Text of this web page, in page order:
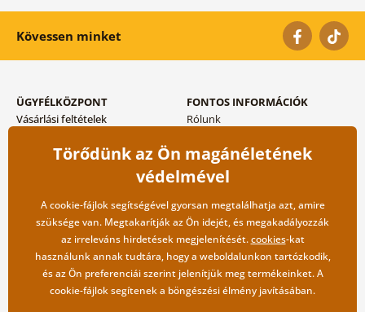
Kövessen minket
ÜGYFÉLKÖZPONT
Vásárlási feltételek
Szállítási és fizetési módok
FONTOS INFORMÁCIÓK
Rólunk
Blog
Kapcsolat
Nagykereskedelmi
együttműködés
Törődünk az Ön magánéletének
védelmével
A cookie-fájlok segítségével gyorsan megtalálhatja azt, amire
szüksége van. Megtakarítják az Ön idejét, és megakadályozzák
az irreleváns hirdetések megjelenítését.cookies-kat
használunk annak tudtára, hogy a weboldalunkon tartózkodik,
és az Ön preferenciái szerint jelenítjük meg termékeinket. A
cookie-fájlok segítenek a böngészési élmény javításában.